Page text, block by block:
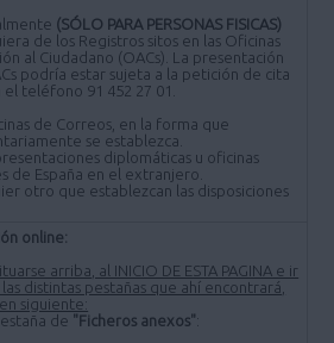
(SÓLO PARA PERSONAS FISICAS)
de los Registros sitos en las Oficinas
al Ciudadano (OACs). La presentación
podría estar sujeta a la petición de cita
teléfono 91 452 27 01.
de Correos, en la forma que
se establezca.
diplomáticas u oficinas
de España en el extranjero.
otro que establezcan las disposiciones
online:
arriba, al INICIO DE ESTA PAGINA e ir
distintas pestañas que ahí encontrará,
siguiente:
de "Ficheros anexos":